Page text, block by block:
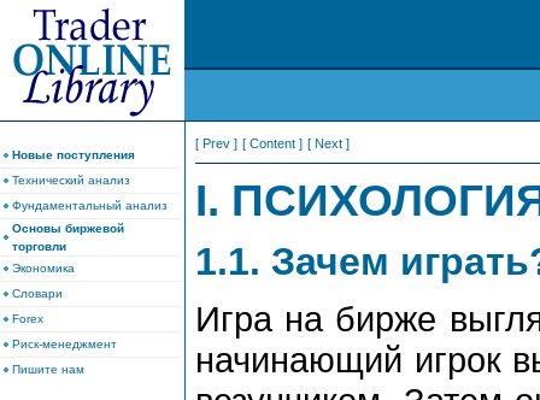
Новые поступления
Технический анализ
Фундаментальный анализ
Основы биржевой
торговли
Экономика
Словари
Forex
Риск-менеджмент
Пишите нам
[ Prev ] [ Content ] [ Next ]
I.
1.1. Зачем
Игра на бирже
начинающий игрок